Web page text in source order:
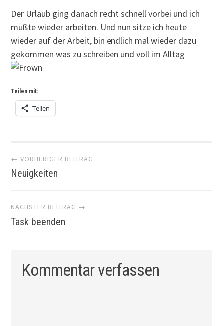
Der Urlaub ging danach recht schnell vorbei und ich
mußte wieder arbeiten. Und nun sitze ich heute
wieder auf der Arbeit, bin endlich mal wieder dazu
gekommen was zu schreiben und voll im Alltag
Teilen mit:
Teilen
Artikel-
Navigation
← VORHERIGER BEITRAG
Neuigkeiten
NÄCHSTER BEITRAG →
Task beenden
Kommentar verfassen